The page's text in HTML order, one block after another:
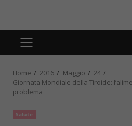
PRIMARY
MENU
Home 2016 Maggio
24
Giornata Mondiale della Tiroide:
problema
Salute